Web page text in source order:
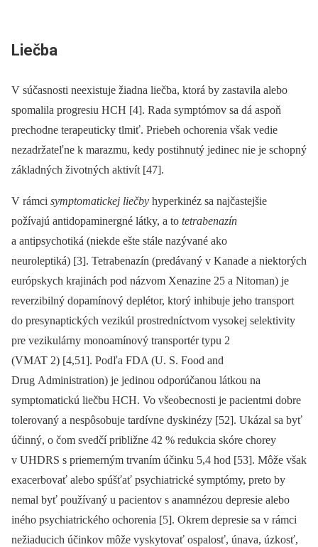
Liečba
V súčasnosti neexistuje žiadna liečba, ktorá by zastavila alebo
spomalila pro­gresiu HCH [4]. Rada symptómov sa dá aspoň
prechodne terapeuticky tlmiť. Priebeh ochorenia však vedie
nezadržateľne k marazmu, kedy postihnutý jedinec nie je schopný
základných životných aktivít [47].
V rámci symptomatickej liečby hyperkinéz sa najčastejšie
požívajú antidopaminergné látky, a to tetrabenazín
a antipsychotiká (niekde ešte stále nazývané ako
neuroleptiká) [3]. Tetrabenazín (predávaný v Kanade a niektorých
európskych krajinách pod názvom Xenazine 25 a Nitoman) je
reverzibilný dopamínový deplétor, ktorý inhibuje jeho transport
do presynaptických vezikúl prostredníctvom vysokej selektivity
pre vezikulárny monoamínový transportér typu 2
(VMAT 2) [4,51]. Podľa FDA (U. S. Food and
Drug Administration) je jedinou odporúčanou látkou na
symptomatickú liečbu HCH. Vo všeobecnosti je pacientmi dobre
tolerovaný a nespôsobuje tardívne dyskinézy [52]. Ukázal sa byť
účinný, o čom svedčí približne 42 % redukcia skóre chorey
v UHDRS s priemerným trvaním účinku 5,4 hod [53]. Môže však
exacerbovať alebo spúšťať psychiatrické symptómy, preto by
nemal byť používaný u pacientov s anamnézou depresie alebo
iného psychiatrického ochorenia [5]. Okrem depresie sa v rámci
nežiaducich účinkov môže vyskytovať ospalosť, únava, úzkosť,